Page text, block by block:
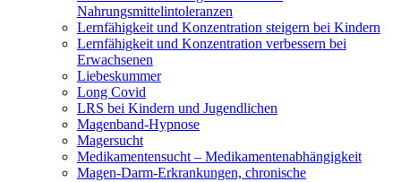
Nahrungsmittelintoleranzen
Lernfähigkeit und Konzentration steigern bei Kindern
Lernfähigkeit und Konzentration verbessern bei
Erwachsenen
Liebeskummer
Long Covid
LRS bei Kindern und Jugendlichen
Magenband-Hypnose
Magersucht
Medikamentensucht – Medikamentenabhängigkeit
Magen-Darm-Erkrankungen, chronische